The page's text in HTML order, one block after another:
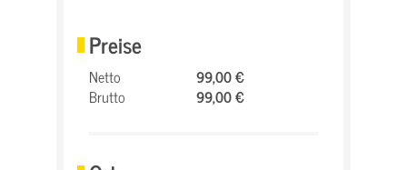
Preise
Netto
99,00 €
Brutto
99,00 €